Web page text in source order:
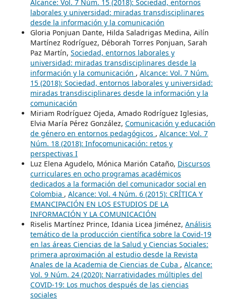
Alcance: Vol. 7 Núm. 15 (2018): Sociedad, entornos
laborales y universidad: miradas transdisciplinares
desde la información y la comunicación
Gloria Ponjuan Dante, Hilda Saladrigas Medina, Ailín
Martínez Rodríguez, Déborah Torres Ponjuan, Sarah
Paz Martín, Sociedad, entornos laborales y
universidad: miradas transdisciplinares desde la
información y la comunicación , Alcance: Vol. 7 Núm.
15 (2018): Sociedad, entornos laborales y universidad:
miradas transdisciplinares desde la información y la
comunicación
Miriam Rodríguez Ojeda, Amado Rodríguez Iglesias,
Elvia María Pérez González, Comunicación y educación
de género en entornos pedagógicos , Alcance: Vol. 7
Núm. 18 (2018): Infocomunicación: retos y
perspectivas I
Luz Elena Agudelo, Mónica Marión Cataño, Discursos
curriculares en ocho programas académicos
dedicados a la formación del comunicador social en
Colombia , Alcance: Vol. 4 Núm. 6 (2015): CRÍTICA Y
EMANCIPACIÓN EN LOS ESTUDIOS DE LA
INFORMACIÓN Y LA COMUNICACIÓN
Riselis Martínez Prince, Idania Licea Jiménez, Análisis
temático de la producción científica sobre la Covid-19
en las áreas Ciencias de la Salud y Ciencias Sociales:
primera aproximación al estudio desde la Revista
Anales de la Academia de Ciencias de Cuba , Alcance:
Vol. 9 Núm. 24 (2020): Narratividades múltiples del
COVID-19: Los muchos después de las ciencias
sociales